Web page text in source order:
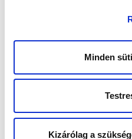
Minden
Kizárólag a